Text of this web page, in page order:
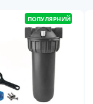
ПОПУЛЯРНИЙ